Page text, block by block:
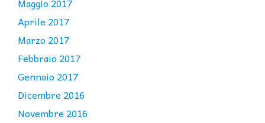
Aprile 2017
Marzo 2017
Febbraio 2017
Gennaio 2017
Dicembre 2016
Novembre 2016